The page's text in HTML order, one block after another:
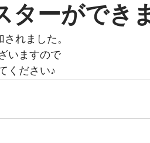
ターができ
れました。
いますので
ください♪